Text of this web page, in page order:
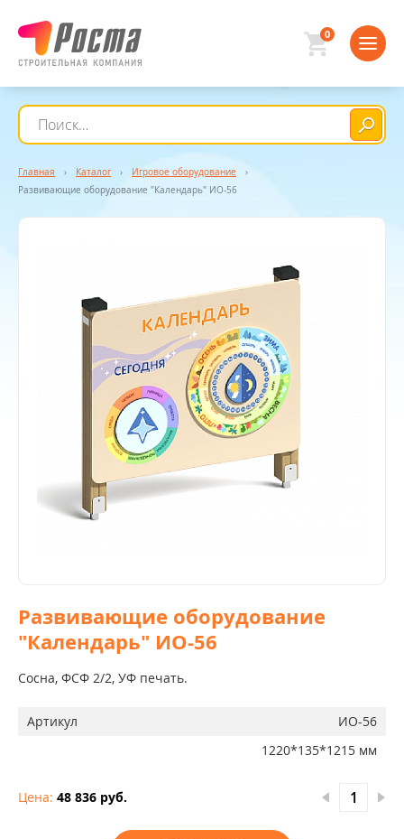
Главная › Каталог › Игровое оборудование
›
Развивающие оборудование "Календарь" ИО-56
Развивающие оборудование
"Календарь" ИО-56
Сосна, ФСФ 2/2, УФ печать.
Артикул
ИО-56
1220*135*1215 мм
Цена: 48 836 руб.
0